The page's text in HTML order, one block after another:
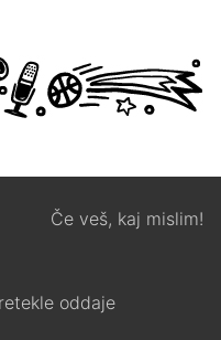
Če veš, kaj mislim!
oddaje